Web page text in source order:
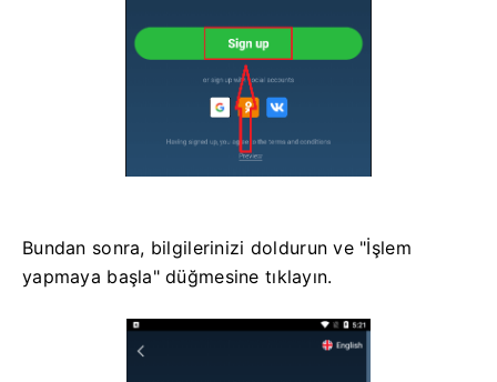
Bundan sonra, bilgilerinizi doldurun ve "İşlem
yapmaya başla" düğmesine tıklayın.